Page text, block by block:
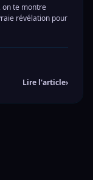
on te montre
révélation pour
Lire l'article›